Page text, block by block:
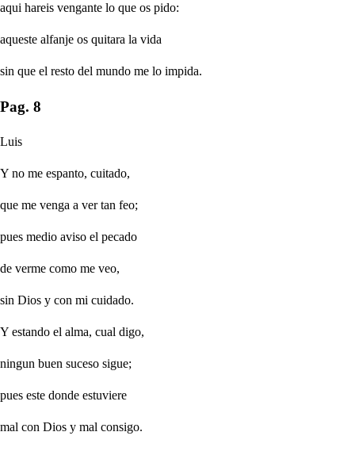
aqui hareis vengante lo que os pido:
aqueste alfanje os quitara la vida
sin que el resto del mundo me lo impida.
Pag. 8
Luis
Y no me espanto, cuitado,
que me venga a ver tan feo;
pues medio aviso el pecado
de verme como me veo,
sin Dios y con mi cuidado.
Y estando el alma, cual digo,
ningun buen suceso sigue;
pues este donde estuviere
mal con Dios y mal consigo.